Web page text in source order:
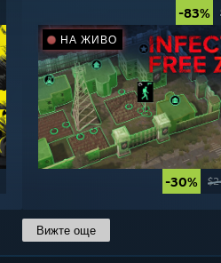
-83%
-30%
НА ЖИВО
Вижте още